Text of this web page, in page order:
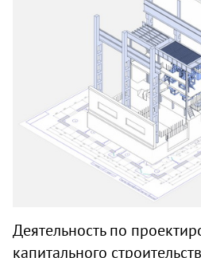
Деятельность по
капитального